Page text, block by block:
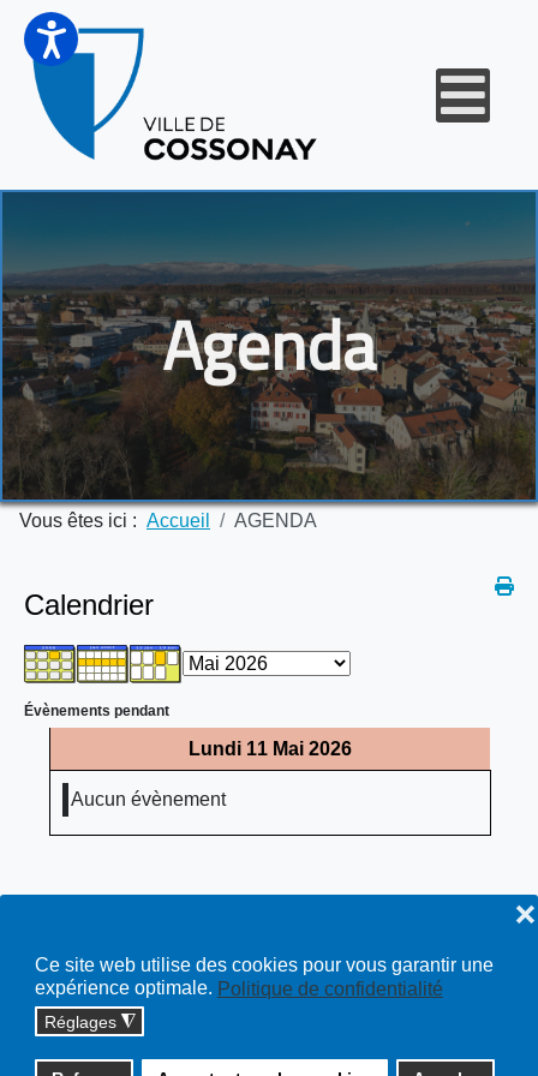
Ce site web utilise des cookies pour vous garantir une
expérience optimale. Politique de confidentialité
Réglages ◮
❌
Agenda
Vous êtes ici : Accueil AGENDA
Calendrier
Évènements pendant
Lundi 11 Mai 2026
Aucun évènement
Copyright © 2026 cossonay.ch - tous droits réservés | site :